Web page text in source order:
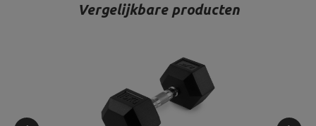
Vergelijkbare producten